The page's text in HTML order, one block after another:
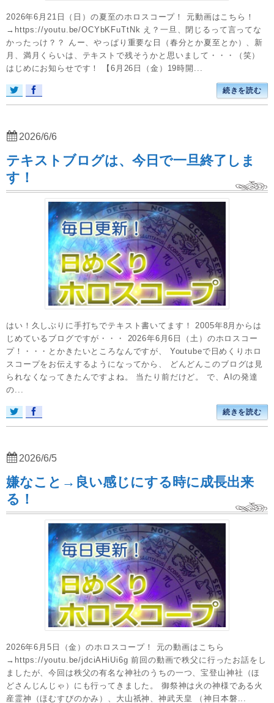
2026年6月21日（日）の夏至のホロスコープ！ 元動画はこちら！
→https://youtu.be/OCYbKFuTtNk え？一旦、閉じるって言ってな
かったっけ？？ んー、やっぱり重要な日（春分とか夏至とか）、新
月、満月くらいは、テキストで残そうかと思いまして・・・（笑）
はじめにお知らせです！ 【6月26日（金）19時開...
続きを読む
テキストブログは、今日で一旦終了しま
す！
はい！久しぶりに手打ちでテキスト書いてます！ 2005年8月からは
じめているブログですが・・・ 2026年6月6日（土）のホロスコー
プ！・・・とかきたいところなんですが、 Youtubeで日めくりホロ
スコープをお伝えするようになってから、 どんどんこのブログは見
られなくなってきたんですよね。 当たり前だけど。 で、AIの発達
の...
続きを読む
2026/6/6
嫌なこと→良い感じにする時に成長出来
る！
2026年6月5日（金）のホロスコープ！ 元の動画はこちら
→https://youtu.be/jdciAHiUi6g 前回の動画で秩父に行ったお話をし
ましたが、今回は秩父の有名な神社のうちの一つ、宝登山神社（ほ
どさんじんじゃ）にも行ってきました。 御祭神は火の神様である火
産霊神（ほむすびのかみ）、大山祇神、神武天皇 （神日本磐...
2026/6/5